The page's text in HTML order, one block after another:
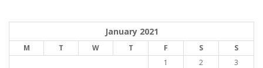
January 2021
M T W T F S
S
1
2
3